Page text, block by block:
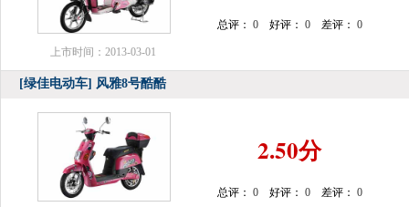
上市时间：2013-03-01
总评： 0 好评： 0 差评： 0
[绿佳电动车] 风雅8号酷酷
2.50分
总评： 0 好评： 0 差评： 0